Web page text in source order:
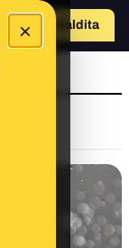
×
Hazte Maldita